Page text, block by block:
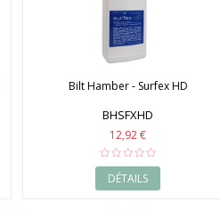
Bilt Hamber - Surfex HD
BHSFXHD
12,92 €
DÉTAILS